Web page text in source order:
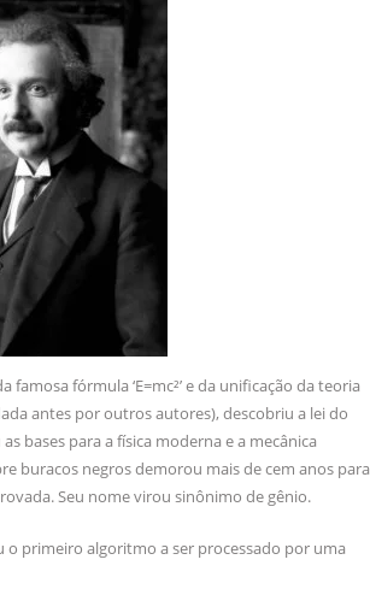
famosa fórmula ‘E=mc²’ e da unificação da teoria
antes por outros autores), descobriu a lei do
bases para a física moderna e a mecânica
buracos negros demorou mais de cem anos para
Seu nome virou sinônimo de gênio.
o primeiro algoritmo a ser processado por uma